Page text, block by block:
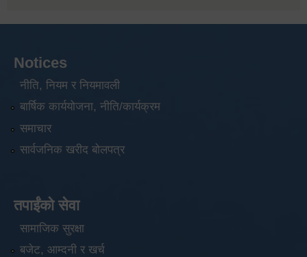
Notices
नीति, नियम र नियमावली
बार्षिक कार्ययोजना, नीति/कार्यक्रम
समाचार
सार्वजनिक खरीद बोलपत्र
तपाईंको सेवा
सामाजिक सुरक्षा
बजेट, आम्दनी र खर्च